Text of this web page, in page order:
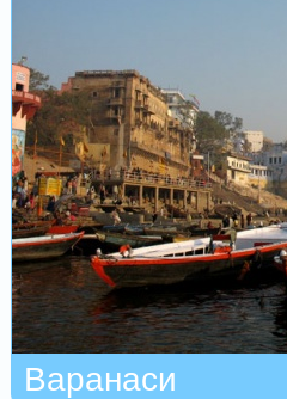
Варанаси